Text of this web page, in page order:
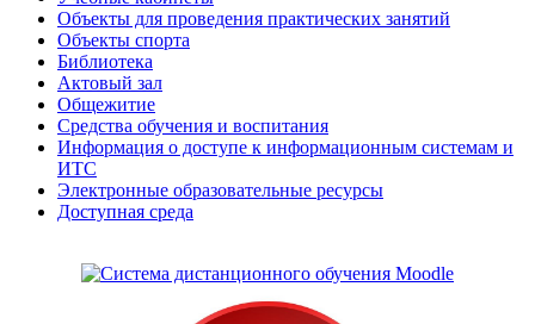
Объекты для проведения практических занятий
Объекты спорта
Библиотека
Актовый зал
Общежитие
Средства обучения и воспитания
Информация о доступе к информационным системам и
ИТС
Электронные образовательные ресурсы
Доступная среда